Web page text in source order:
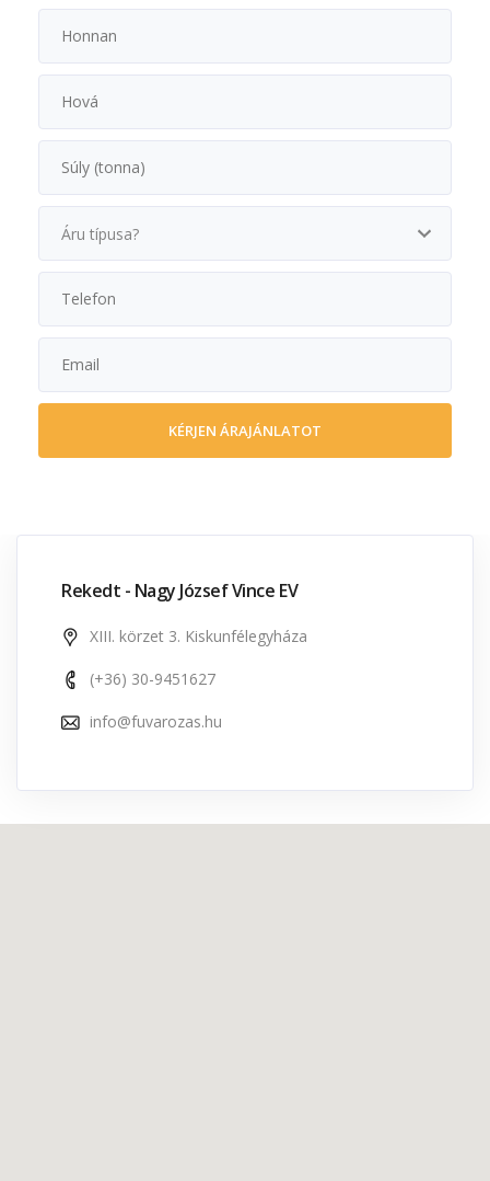
Rekedt - Nagy József Vince EV
XIII. körzet 3. Kiskunfélegyháza
(+36) 30-9451627
info@fuvarozas.hu